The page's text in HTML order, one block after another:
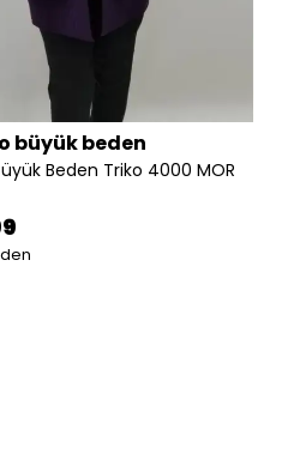
büyük beden
Beden Triko 4000 MOR